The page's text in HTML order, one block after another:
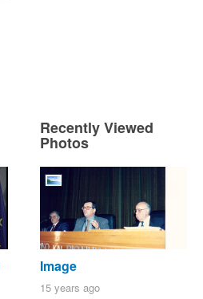
Recently Viewed
Photos
Image
15 years ago